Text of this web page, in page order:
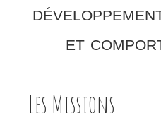
et
Les Missions